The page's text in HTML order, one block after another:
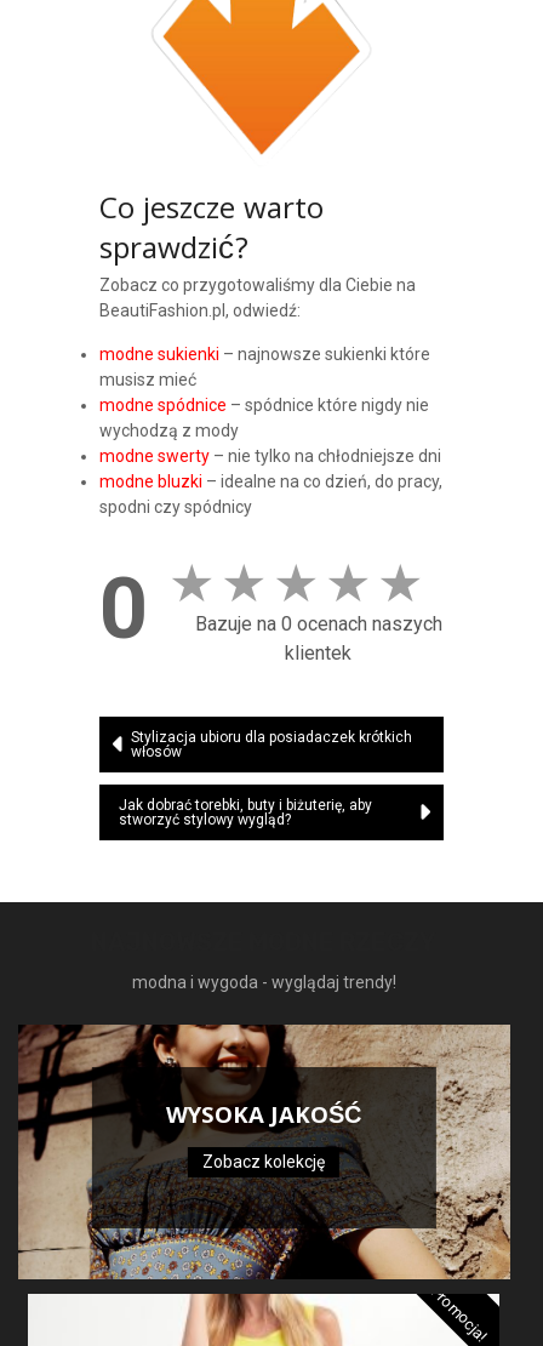
Co jeszcze warto
sprawdzić?
Zobacz co przygotowaliśmy dla Ciebie na
BeautiFashion.pl, odwiedź:
modne sukienki – najnowsze sukienki które
musisz mieć
modne spódnice – spódnice które nigdy nie
wychodzą z mody
modne swerty– nie tylko na chłodniejsze dni
modne bluzki – idealne na co dzień, do pracy,
spodni czy spódnicy
0 ★ ★ ★ ★ ★
Bazuje na 0 ocenach naszych
klientek
Nawigacja
wpisu
Stylizacja ubioru dla posiadaczek krótkich
włosów
Jak dobrać torebki, buty i biżuterię, aby
stworzyć stylowy wygląd?
modna i wygoda - wyglądaj trendy!
WYSOKA JAKOŚĆ
Zobacz kolekcję
Promocja!